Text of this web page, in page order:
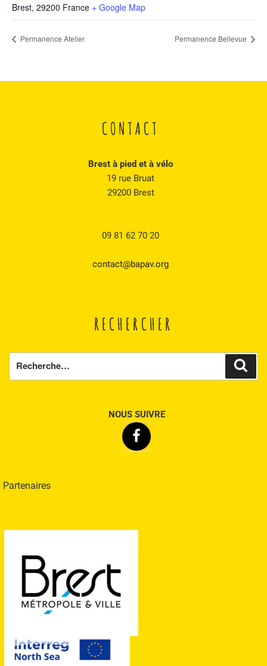
Brest, 29200 France + Google Map
Permanence Atelier Permanence Bellevue
CONTACT
Brest à pied et à vélo
19 rue Bruat
29200 Brest
09 81 62 70 20
contact@bapav.org
RECHERCHER
NOUS SUIVRE
Facebook
Partenaires